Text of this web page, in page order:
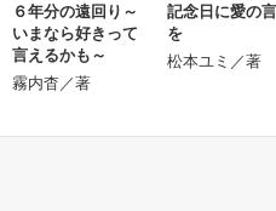
※表紙も作中使用の画像も全て
※執筆期間2026.6.3〜7.20完
※他サイトさんにて恋愛トレン
で頂けると嬉しいです。
６年分の遠回り～
いまなら好きって
言えるかも～
霧内杳／著
記念日に愛の
を
松本ユミ／著